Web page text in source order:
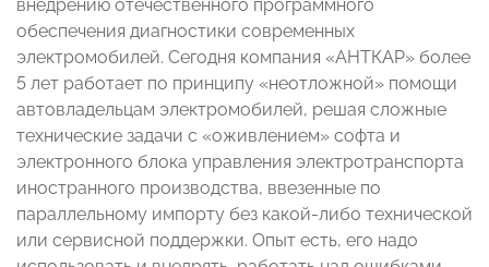
внедрению отечественного программного
обеспечения диагностики современных
электромобилей. Сегодня компания «АНТКАР» более
5 лет работает по принципу «неотложной» помощи
автовладельцам электромобилей, решая сложные
технические задачи с «оживлением» софта и
электронного блока управления электротранспорта
иностранного производства, ввезенные по
параллельному импорту без какой-либо технической
или сервисной поддержки. Опыт есть, его надо